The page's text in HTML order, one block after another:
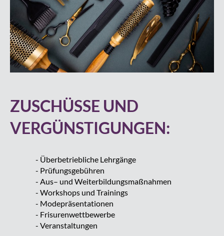
ZUSCHÜSSE UND
VERGÜNSTIGUNGEN:
Überbetriebliche Lehrgänge
Prüfungsgebühren
Aus– und Weiterbildungsmaßnahmen
Workshops und Trainings
Modepräsentationen
Frisurenwettbewerbe
Veranstaltungen